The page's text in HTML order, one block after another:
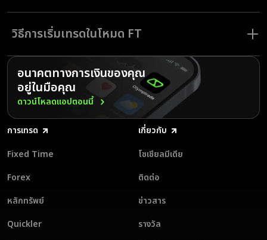
โหมด FT เหมาะที่สุดสำหรับการเทรดระหว่างวันในระยะเวลาที่สั้น โดยกำหนด
การเทรดในโหมด Fixed Time (FT) ที่ Olymptrade มีข้อดีมากมายดังนี้
กำไรคงที่: คุณจะรู้ได้ล่วงหน้าว่าจะได้รับกำไรจำนวนเท่าไหร่ในแต่ละคำสั่ง
สินทรัพย์ให้เทรดจำนวนมาก: สินทรัพย์หุ้น คริปโต ดัชนี โลหะภัณฑ์ สินค้า
สามารถใช้งานคำสั่งซื้อที่รอดำเนินการ การเทรดโดยไร้ความเสี่ยง และ
ยกเลิกคำสั่งเทรดได้
สามารถเข้าใช้งานกลยุทธ์การเทรดโหมด FT จาก Olymptrade ได้
วิธีการเริ่มเทรดในโหมด FT
การเปิดคำสั่งเทรดในโหมด Fixed Time (FT) ทำได้ง่าย ๆ ดังนี้
เลือกโหมด FT และเลือกสินทรัพย์ที่ต้องการ
ตั้งจำนวนเงินเทรดของคุณ
เลือกระยะเวลาให้คำสั่งเทรด
พยากรณ์ว่าราคาจะขึ้นหรือลงโดยการเลือกปุ่ม ขึ้น หรือ ลง
การเทรดในโหมด FT เป็นวิธีทำกำไรจากการขึ้นลงของราคาสินทรัพย์ซึ่ง
สามารถเข้าถึงได้ ลองเข้าเทรดในบัญชีจริงหรือบัญชีทดลอง ลงทะเบียนตอนนี้
ความต้องการของคุณโดยเฉพาะ!
อนาคตทางการเงินของคุณ
อยู่ในมือคุณ
ดาวน์โหลดแอปตอนนี้
การเทรด
Fixed Time
Forex
หลักทรัพย์
Quickler
เกี่ยวกับ
โซเชียลมีเดีย
ติดต่อ
ข่าวสาร
รางวัล